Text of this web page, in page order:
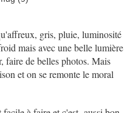
gris, pluie, luminosité
mais avec une belle lumière
faire de belles photos. Mais
et on se remonte le moral